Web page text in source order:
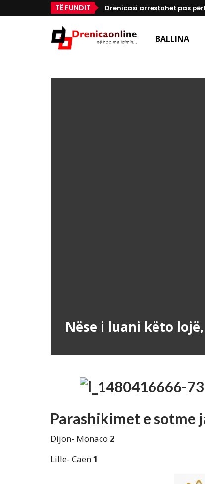
TË FUNDIT Drenicasi arrestohet pas
BALLINA
Nëse i luani këto
Parashikimet e sotme
Dijon- Monaco 2
Lille- Caen1